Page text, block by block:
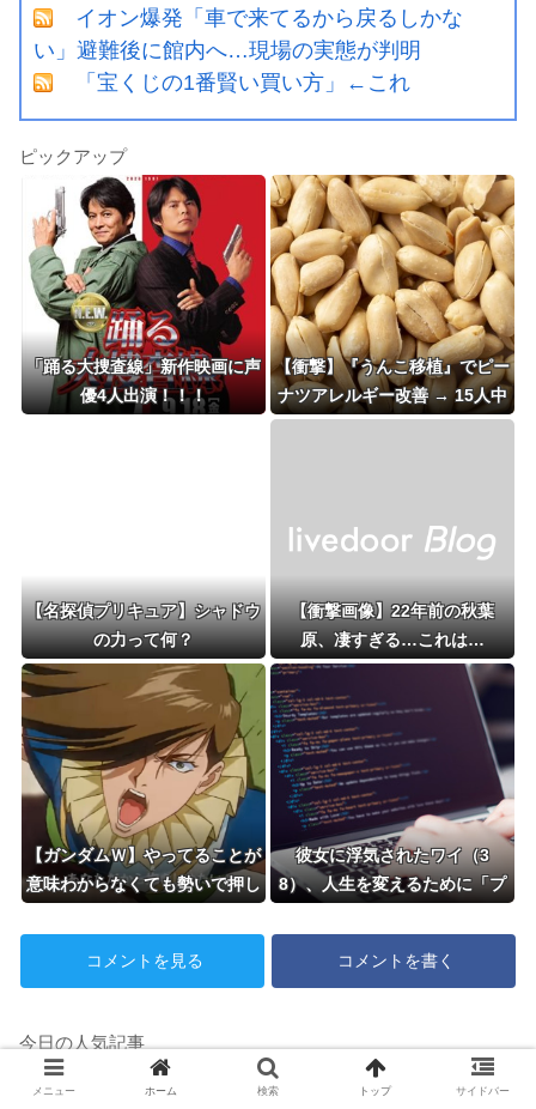
イオン爆発「車で来てるから戻るしかな
い」避難後に館内へ…現場の実態が判明
「宝くじの1番賢い買い方」←これ
ピックアップ
「踊る大捜査線」新作映画に声
優4人出演！！！
【衝撃】『うんこ移植』でピー
ナツアレルギー改善 → 15人中
6人が食べられるように
【名探偵プリキュア】シャドウ
の力って何？
【衝撃画像】22年前の秋葉
原、凄すぎる…これは…
【ガンダムＷ】やってることが
意味わからなくても勢いで押し
彼女に浮気されたワイ（3
8）、人生を変えるために「プ
コメントを見る
コメントを書く
今日の人気記事
【悲報】みいちゃん、ド直球な障害者
差別シーンこ発見される・・・
メニュー ホーム 検索 トップ サイドバー